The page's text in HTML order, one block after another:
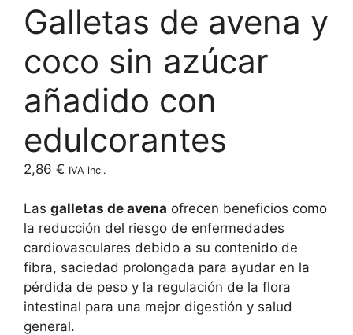
Galletas de avena y
coco sin azúcar
añadido con
edulcorantes
2,86 € IVA incl.
Las galletas de avena ofrecen beneficios como
la reducción del riesgo de enfermedades
cardiovasculares debido a su contenido de
fibra, saciedad prolongada para ayudar en la
pérdida de peso y la regulación de la flora
intestinal para una mejor digestión y salud
general.